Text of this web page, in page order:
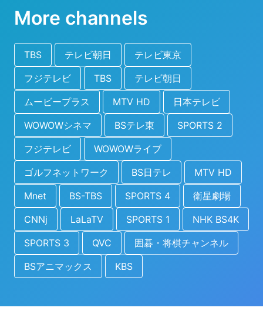
More channels
TBS テレビ朝日
テレビ東京
フジテレビ
TBS
テレビ朝日
ムービープラス
MTV HD
日本テレビ
WOWOWシネマ
BSテレ東
SPORTS 2
フジテレビ
WOWOWライブ
ゴルフネットワーク
BS日テレ
MTV HD
Mnet
BS-TBS SPORTS 4
衛星劇場
CNNj
LaLaTV SPORTS 1
NHK BS4K
SPORTS 3
QVC
囲碁・将棋チャンネル
BSアニマックス
KBS